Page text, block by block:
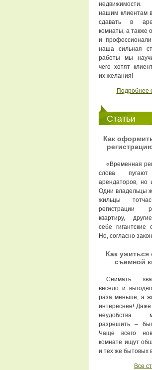
нашим клиентам
сдавать в
комнаты, а
и
наша сильная
работы мы
чего хотят
их желания!
Подробнее
Статьи
Как
«Временная
слова
арендаторов, но
Одни владельцы
жильцы
регистрации
квартиру,
себе
Но, согласно
Как ужиться
съемной
Снимать
весело и
раза меньше, а
интереснее!
неудобства
разрешить –
Чаще всего
комнате ищут
и тех же бытовых
Все